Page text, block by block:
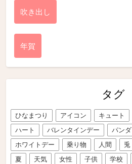
吹き出し
年賀
タグ
ひなまつり アイコン キュート
ハート
バレンタインデー パンダ
ホワイトデー
乗り物 人間 兎
夏
天気 女性 子供 学校